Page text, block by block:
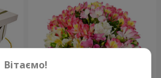
Вітаємо!